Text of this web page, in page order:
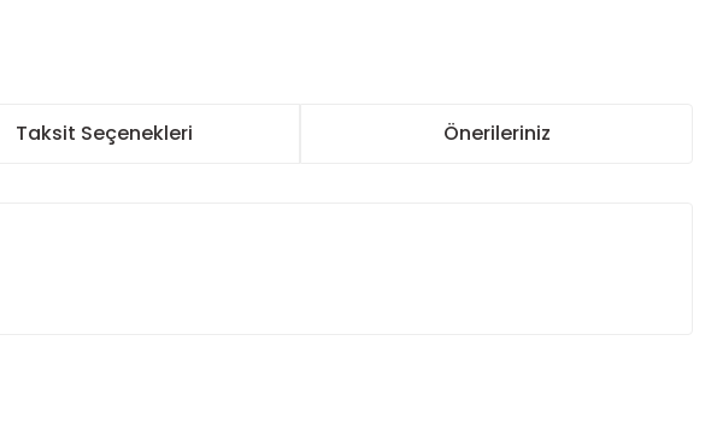
Taksit Seçenekleri Önerileriniz